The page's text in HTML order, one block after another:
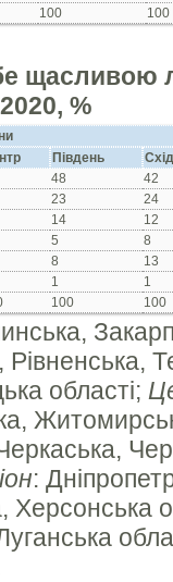
100 100
щасливою
%
Південь
48
42
23
24
14
12
5
8
8
13
1
1
100 100
Рівненська,
області;
:
Херсонська